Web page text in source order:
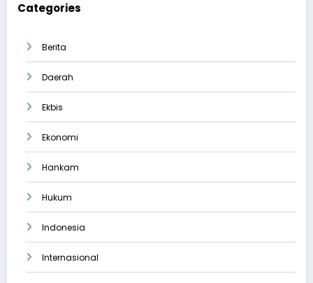
Categories
Berita
Daerah
Ekbis
Ekonomi
Hankam
Hukum
Indonesia
Internasional